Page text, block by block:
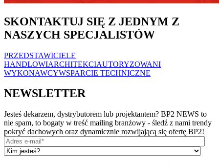
SKONTAKTUJ SIĘ Z JEDNYM Z
NASZYCH SPECJALISTÓW
PRZEDSTAWICIELE
HANDLOWIARCHITEKCIAUTORYZOWANI
WYKONAWCYWSPARCIE TECHNICZNE
NEWSLETTER
Jesteś dekarzem, dystrybutorem lub projektantem? BP2 NEWS to
nie spam, to bogaty w treść mailing branżowy - śledź z nami trendy
pokryć dachowych oraz dynamicznie rozwijającą się ofertę BP2!